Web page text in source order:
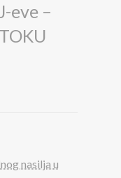
eve –
nasilja u